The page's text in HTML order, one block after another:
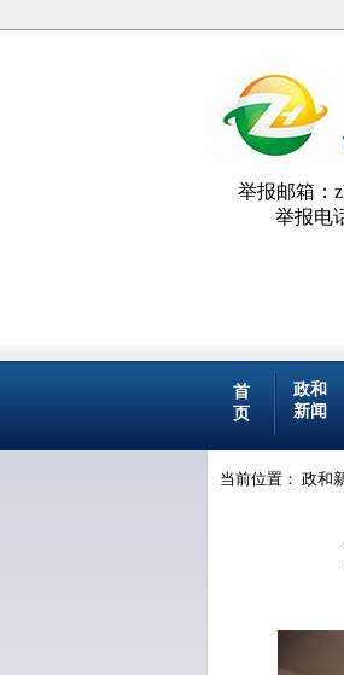
举报邮箱：
举报电
首
页
政和
新闻
当前位置： 政和